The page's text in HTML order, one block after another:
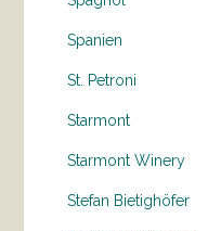
Spanien
St. Petroni
Starmont
Starmont Winery
Stefan Bietighöfer